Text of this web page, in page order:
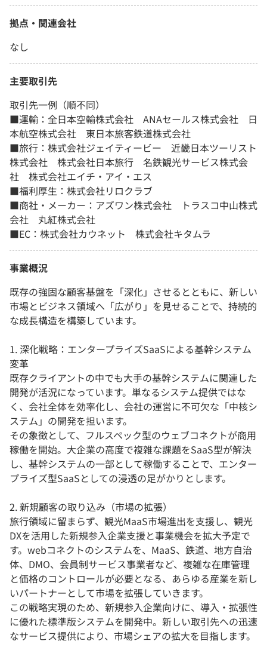
拠点・関連会社
なし
主要取引先
取引先一例（順不同）
■運輸：全日本空輸株式会社 ANAセールス株式会社 日
本航空株式会社 東日本旅客鉄道株式会社
■旅行：株式会社ジェイティービー 近畿日本ツーリスト
株式会社 株式会社日本旅行 名鉄観光サービス株式会
社 株式会社エイチ・アイ・エス
■福利厚生：株式会社リロクラブ
■商社・メーカー：アズワン株式会社 トラスコ中山株式
会社 丸紅株式会社
■EC：株式会社カウネット 株式会社キタムラ
事業概況
既存の強固な顧客基盤を「深化」させるとともに、新しい
市場とビジネス領域へ「広がり」を見せることで、持続的
な成長構造を構築しています。
1. 深化戦略：エンタープライズSaaSによる基幹システム
変革
既存クライアントの中でも大手の基幹システムに関連した
開発が活況になっています。単なるシステム提供ではな
く、会社全体を効率化し、会社の運営に不可欠な「中核シ
ステム」の開発を担います。
その象徴として、フルスペック型のウェブコネクトが商用
稼働を開始。大企業の高度で複雑な課題をSaaS型が解決
し、基幹システムの一部として稼働することで、エンター
プライズ型SaaSとしての浸透の足がかりとします。
2. 新規顧客の取り込み（市場の拡張）
旅行領域に留まらず、観光MaaS市場進出を支援し、観光
DXを活用した新規参入企業支援と事業機会を拡大予定で
す。webコネクトのシステムを、MaaS、鉄道、地方自治
体、DMO、会員制サービス事業者など、複雑な在庫管理
と価格のコントロールが必要となる、あらゆる産業を新し
いパートナーとして市場を拡張していきます。
この戦略実現のため、新規参入企業向けに、導入・拡張性
に優れた標準版システムを開発中。新しい取引先への迅速
なサービス提供により、市場シェアの拡大を目指します。